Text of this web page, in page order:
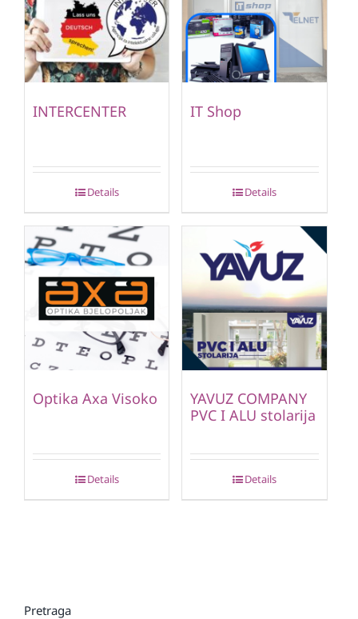
INTERCENTER
Details
IT Shop
Details
Optika Axa Visoko
Details
YAVUZ COMPANY
PVC I ALU stolarija
Details
Pretraga